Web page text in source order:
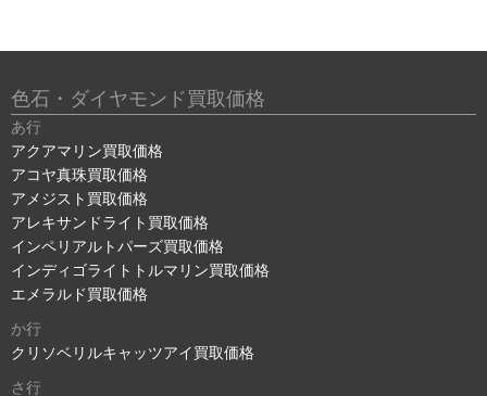
色石・ダイヤモンド買取価格
あ行
アクアマリン買取価格
アコヤ真珠買取価格
アメジスト買取価格
アレキサンドライト買取価格
インペリアルトパーズ買取価格
インディゴライトトルマリン買取価格
エメラルド買取価格
か行
クリソベリルキャッツアイ買取価格
さ行